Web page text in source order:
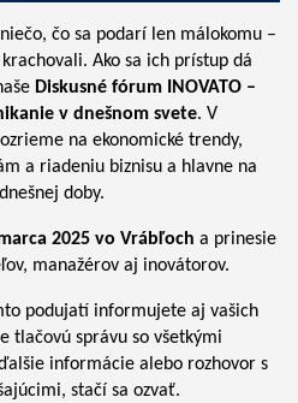
čo sa podarí len málokomu –
Ako sa ich prístup dá
Diskusné fórum INOVATO –
v dnešnom svete. V
na ekonomické trendy,
a riadeniu biznisu a hlavne na
doby.
2025 vo Vrábľoch a prinesie
manažérov aj inovátorov.
podujatí informujete aj vašich
tlačovú správu so všetkými
informácie alebo rozhovor s
stačí sa ozvať.